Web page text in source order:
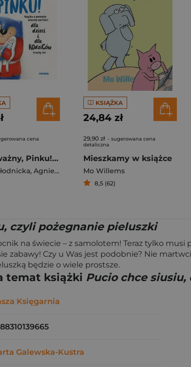
cena
Jesteś ważny, Pinku! Książka o poczuciu własnej wartości dla dzieci i dla rodziców trochę też
, Agnieszka Waligóra
KSIĄŻKA
24,84 zł
29,90 zł - sugerowana cena
detaliczna
Mieszkamy w książce
Mo Willems
8,5 (62)
czyli pożegnanie pieluszki
na świecie – z samolotem! Teraz tylko
zabawy! Czy u Was jest podobnie? Nie
będzie o wiele prostsze.
temat książki Pucio chce
Księgarnia
Galewska-Kustra